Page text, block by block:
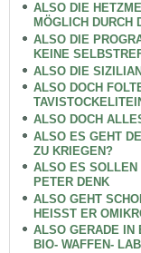
ALSO DIE
MÖGLICH DURCH
ALSO DIE
KEINE
ALSO DIE
ALSO DOCH
ALSO DOCH
ALSO ES GEHT
ZU KRIEGEN?
ALSO ES SOLLEN
PETER DENK
ALSO GEHT
HEISST ER
ALSO GERADE IN
BIO- WAFFEN-